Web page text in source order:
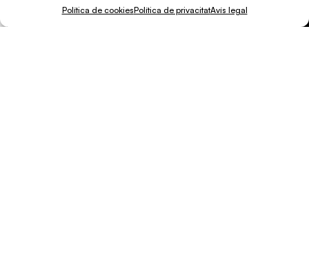
Política de cookiesPolítica de privacitatAvís legal